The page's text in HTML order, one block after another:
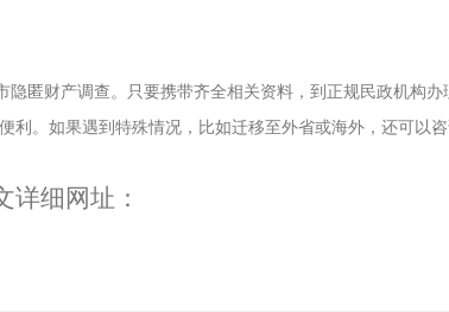
隐匿财产调查。只要携带齐全相关资料，到正规民政机构办
利。如果遇到特殊情况，比如迁移至外省或海外，还可以
详细网址：